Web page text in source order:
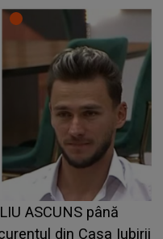
luată pe scenă la
Aceasta a dezvăluit